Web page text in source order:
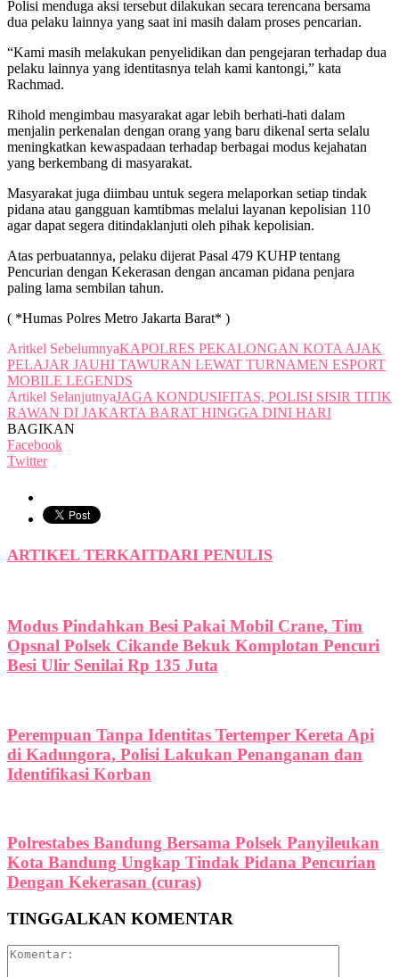
Polisi menduga aksi tersebut dilakukan secara terencana bersama
dua pelaku lainnya yang saat ini masih dalam proses pencarian.
“Kami masih melakukan penyelidikan dan pengejaran terhadap dua
pelaku lainnya yang identitasnya telah kami kantongi,” kata
Rachmad.
Rihold mengimbau masyarakat agar lebih berhati-hati dalam
menjalin perkenalan dengan orang yang baru dikenal serta selalu
meningkatkan kewaspadaan terhadap berbagai modus kejahatan
yang berkembang di masyarakat.
Masyarakat juga diimbau untuk segera melaporkan setiap tindak
pidana atau gangguan kamtibmas melalui layanan kepolisian 110
agar dapat segera ditindaklanjuti oleh pihak kepolisian.
Atas perbuatannya, pelaku dijerat Pasal 479 KUHP tentang
Pencurian dengan Kekerasan dengan ancaman pidana penjara
paling lama sembilan tahun.
( *Humas Polres Metro Jakarta Barat* )
Aritkel SebelumnyaKAPOLRES PEKALONGAN KOTA AJAK
PELAJAR JAUHI TAWURAN LEWAT TURNAMEN ESPORT
MOBILE LEGENDS
Artikel SelanjutnyaJAGA KONDUSIFITAS, POLISI SISIR TITIK
RAWAN DI JAKARTA BARAT HINGGA DINI HARI
BAGIKAN
Facebook
Twitter
ARTIKEL TERKAITDARI PENULIS
Modus Pindahkan Besi Pakai Mobil Crane, Tim
Opsnal Polsek Cikande Bekuk Komplotan Pencuri
Besi Ulir Senilai Rp 135 Juta
Perempuan Tanpa Identitas Tertemper Kereta Api
di Kadungora, Polisi Lakukan Penanganan dan
Identifikasi Korban
Polrestabes Bandung Bersama Polsek Panyileukan
Kota Bandung Ungkap Tindak Pidana Pencurian
Dengan Kekerasan (curas)
TINGGALKAN KOMENTAR